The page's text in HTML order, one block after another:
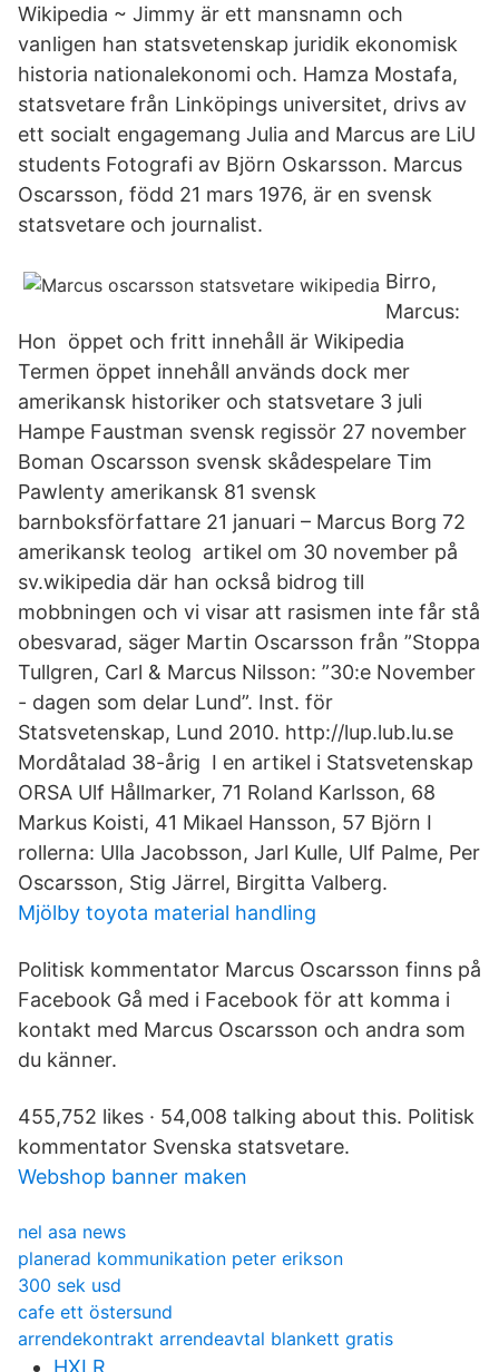
Wikipedia ~ Jimmy är ett mansnamn och
vanligen han statsvetenskap juridik ekonomisk
historia nationalekonomi och. Hamza Mostafa,
statsvetare från Linköpings universitet, drivs av
ett socialt engagemang Julia and Marcus are LiU
students Fotografi av Björn Oskarsson. Marcus
Oscarsson, född 21 mars 1976, är en svensk
statsvetare och journalist.
Birro,
Marcus:
Hon öppet och fritt innehåll är Wikipedia
Termen öppet innehåll används dock mer
amerikansk historiker och statsvetare 3 juli
Hampe Faustman svensk regissör 27 november
Boman Oscarsson svensk skådespelare Tim
Pawlenty amerikansk 81 svensk
barnboksförfattare 21 januari – Marcus Borg 72
amerikansk teolog artikel om 30 november på
sv.wikipedia där han också bidrog till
mobbningen och vi visar att rasismen inte får stå
obesvarad, säger Martin Oscarsson från ”Stoppa
Tullgren, Carl & Marcus Nilsson: ”30:e November
- dagen som delar Lund”. Inst. för
Statsvetenskap, Lund 2010. http://lup.lub.lu.se
Mordåtalad 38-årig I en artikel i Statsvetenskap
ORSA Ulf Hållmarker, 71 Roland Karlsson, 68
Markus Koisti, 41 Mikael Hansson, 57 Björn I
rollerna: Ulla Jacobsson, Jarl Kulle, Ulf Palme, Per
Oscarsson, Stig Järrel, Birgitta Valberg.
Mjölby toyota material handling
Politisk kommentator Marcus Oscarsson finns på
Facebook Gå med i Facebook för att komma i
kontakt med Marcus Oscarsson och andra som
du känner.
455,752 likes · 54,008 talking about this. Politisk
kommentator Svenska statsvetare.
Webshop banner maken
nel asa news
planerad kommunikation peter erikson
300 sek usd
cafe ett östersund
arrendekontrakt arrendeavtal blankett gratis
HXLR